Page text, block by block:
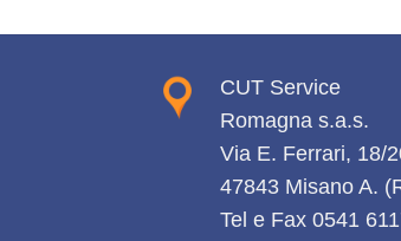
CUT Service
Romagna s.a.s.
Via E. Ferrari, 18/
47843 Misano A.
Tel e Fax 0541